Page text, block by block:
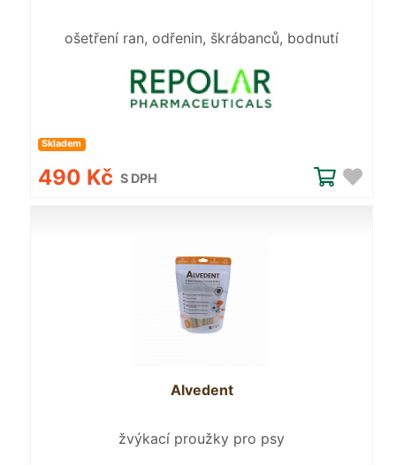
ošetření ran, odřenin, škrábanců, bodnutí
Skladem
490 Kč S DPH
Alvedent
žvýkací proužky pro psy